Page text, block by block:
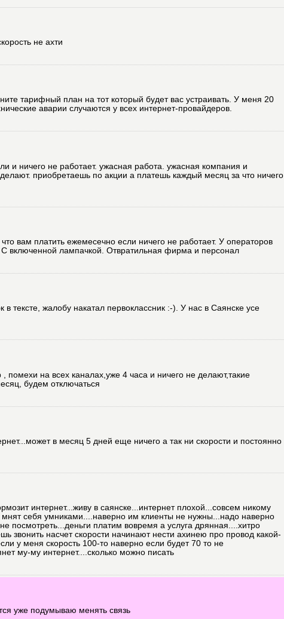
не ахти
тарифный план на тот который будет вас устраивать. У меня 20
аварии случаются у всех интернет-провайдеров.
и ничего не работает. ужасная работа. ужасная компания и
приобретаешь по акции а платешь каждый месяц за что ничего
вам платить ежемесечно если ничего не работает. У операторов
С включенной лампачкой. Отвратильная фирма и персонал
тексте, жалобу накатал первоклассник :-). У нас в Саянске усе
помехи на всех каналах,уже 4 часа и ничего не делают,такие
будем отключаться
в месяц 5 дней еще ничего а так ни скорости и постоянно
интернет...живу в саянске...интернет плохой...совсем никому
себя умниками....наверно им клиенты не нужны...надо наверно
посмотреть...деньги платим вовремя а услуга дрянная....хитро
звонить насчет скорости начинают нести ахинею про провод какой-
у меня скорость 100-то наверно если будет 70 то не
му-му интернет....сколько можно писать
уже подумываю менять связь